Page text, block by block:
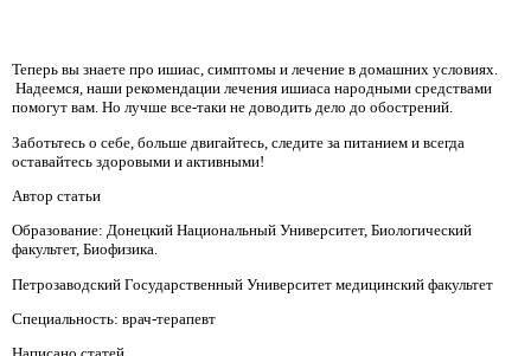
Теперь вы знаете про ишиас, симптомы и лечение в домашних условиях.
Надеемся, наши рекомендации лечения ишиаса народными средствами
помогут вам. Но лучше все-таки не доводить дело до обострений.
Заботьтесь о себе, больше двигайтесь, следите за питанием и всегда
оставайтесь здоровыми и активными!
Автор статьи
Образование: Донецкий Национальный Университет, Биологический
факультет, Биофизика.
Петрозаводский Государственный Университет медицинский факультет
Специальность: врач-терапевт